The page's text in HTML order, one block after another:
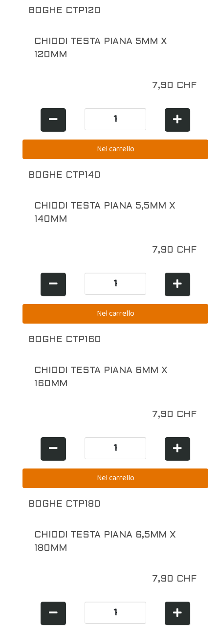
BOGHE CTP120
CHIODI TESTA PIANA 5MM X
120MM
7,90 CHF
BOGHE CTP140
CHIODI TESTA PIANA 5,5MM X
140MM
7,90 CHF
BOGHE CTP160
CHIODI TESTA PIANA 6MM X
160MM
7,90 CHF
BOGHE CTP180
CHIODI TESTA PIANA 6,5MM X
180MM
7,90 CHF